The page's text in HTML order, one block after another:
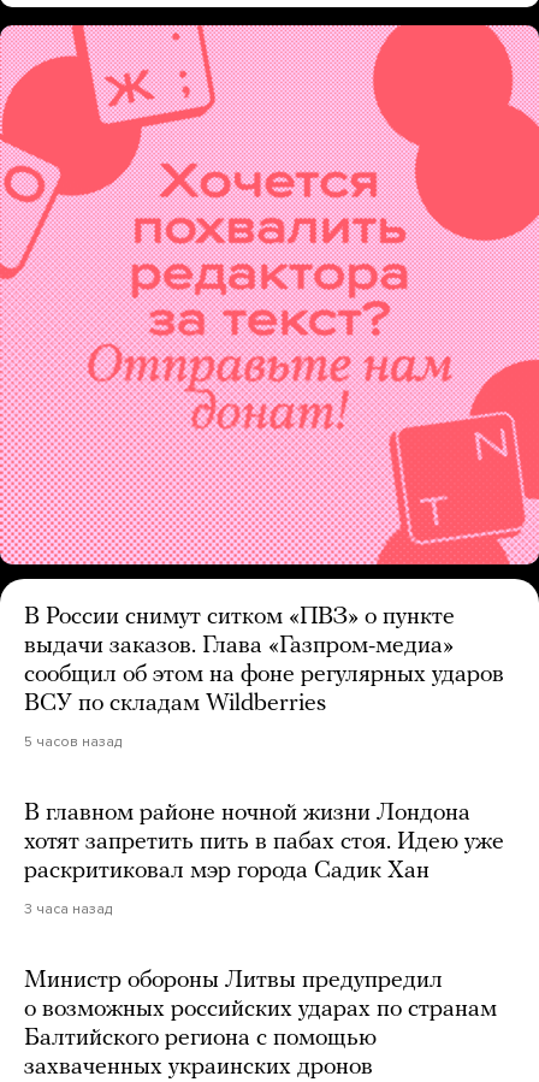
В России снимут ситком «ПВЗ» о пункте
выдачи заказов. Глава «Газпром-медиа»
сообщил об этом на фоне регулярных ударов
ВСУ по складам Wildberries
5 часов назад
В главном районе ночной жизни Лондона
хотят запретить пить в пабах стоя. Идею уже
раскритиковал мэр города Садик Хан
3 часа назад
Министр обороны Литвы предупредил
о возможных российских ударах по странам
Балтийского региона с помощью
захваченных украинских дронов